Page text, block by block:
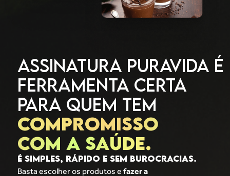
ASSINATURA PURAVIDA É
FERRAMENTA CERTA
PARA QUEM TEM
COMPROMISSO
COM A SAÚDE.
É SIMPLES, RÁPIDO E SEM BUROCRACIAS.
Basta escolher os produtos efazer a